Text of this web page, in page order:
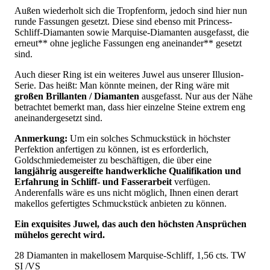
Außen wiederholt sich die Tropfenform, jedoch sind hier nun
runde Fassungen gesetzt. Diese sind ebenso mit Princess-
Schliff-Diamanten sowie Marquise-Diamanten ausgefasst, die
erneut** ohne jegliche Fassungen eng aneinander** gesetzt
sind.
Auch dieser Ring ist ein weiteres Juwel aus unserer Illusion-
Serie. Das heißt: Man könnte meinen, der Ring wäre mit
großen Brillanten / Diamanten ausgefasst. Nur aus der Nähe
betrachtet bemerkt man, dass hier einzelne Steine extrem eng
aneinandergesetzt sind.
Anmerkung: Um ein solches Schmuckstück in höchster
Perfektion anfertigen zu können, ist es erforderlich,
Goldschmiedemeister zu beschäftigen, die über eine
langjährig ausgereifte handwerkliche Qualifikation und
Erfahrung in Schliff- und Fasserarbeit verfügen.
Anderenfalls wäre es uns nicht möglich, Ihnen einen derart
makellos gefertigtes Schmuckstück anbieten zu können.
Ein exquisites Juwel, das auch den höchsten Ansprüchen
mühelos gerecht wird.
28 Diamanten in makellosem Marquise-Schliff, 1,56 cts. TW
SI /VS